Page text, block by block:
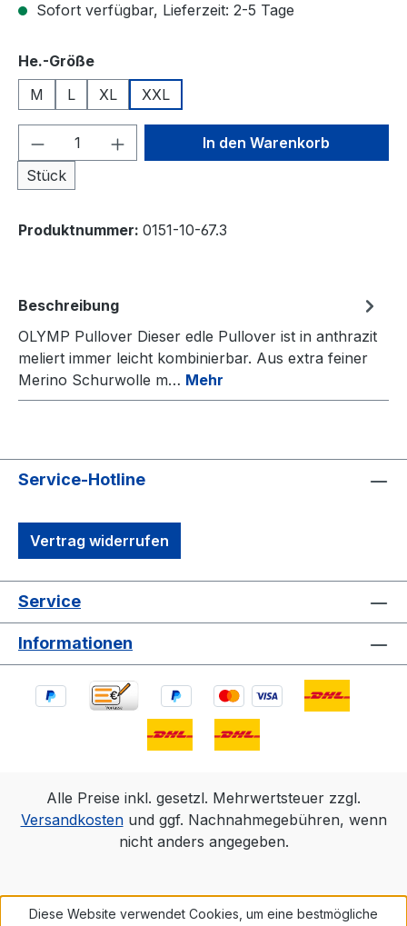
Sofort verfügbar, Lieferzeit: 2-5 Tage
He.-Größeauswählen
M
L XL XXL
Produkt Anzahl: Gib den
Stück
In den Warenkorb
Produktnummer: 0151-10-67.3
Beschreibung
OLYMP Pullover Dieser edle Pullover ist in anthrazit
meliert immer leicht kombinierbar. Aus extra feiner
Merino Schurwolle m… Mehr
Service-Hotline
Vertrag widerrufen
Service
Informationen
Alle Preise inkl. gesetzl. Mehrwertsteuer zzgl.
Versandkostenund ggf. Nachnahmegebühren, wenn
nicht anders angegeben.
Diese Website verwendet Cookies, um eine bestmögliche